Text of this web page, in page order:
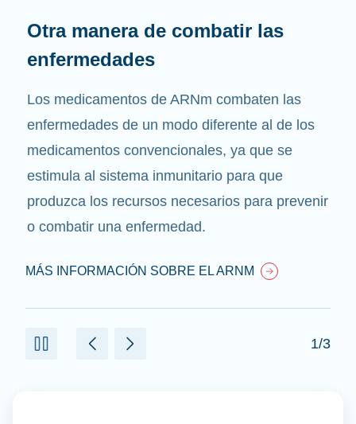
Otra manera de combatir las
enfermedades
Los medicamentos de ARNm combaten las
enfermedades de un modo diferente al de los
medicamentos convencionales, ya que se
estimula al sistema inmunitario para que
produzca los recursos necesarios para prevenir
o combatir una enfermedad.
MÁS INFORMACIÓN SOBRE EL ARNM
1/3